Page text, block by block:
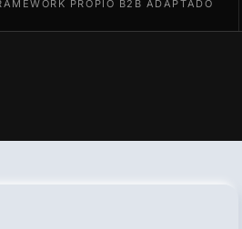
PROPIO B2B ADAPTADO